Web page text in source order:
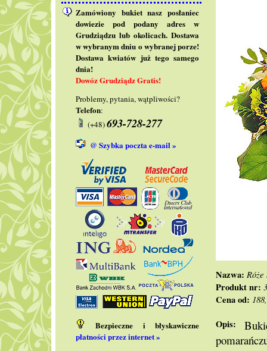
Zamówiony bukiet nasz posłaniec
dowiezie pod podany adres w
Grudziądzu lub okolicach. Dostawa
w wybranym dniu o wybranej porze!
Dostawa kwiatów już tego samego
dnia!
Dowóz Grudziądz Gratis!
Problemy, pytania, wątpliwości?
Telefon:
(+48)693-728-277
@ Szybka poczta e-mail »
Bezpieczne i błyskawiczne
płatności przez internet »
Nazwa: Róże
Produkt nr:
Cena od:
Opis: